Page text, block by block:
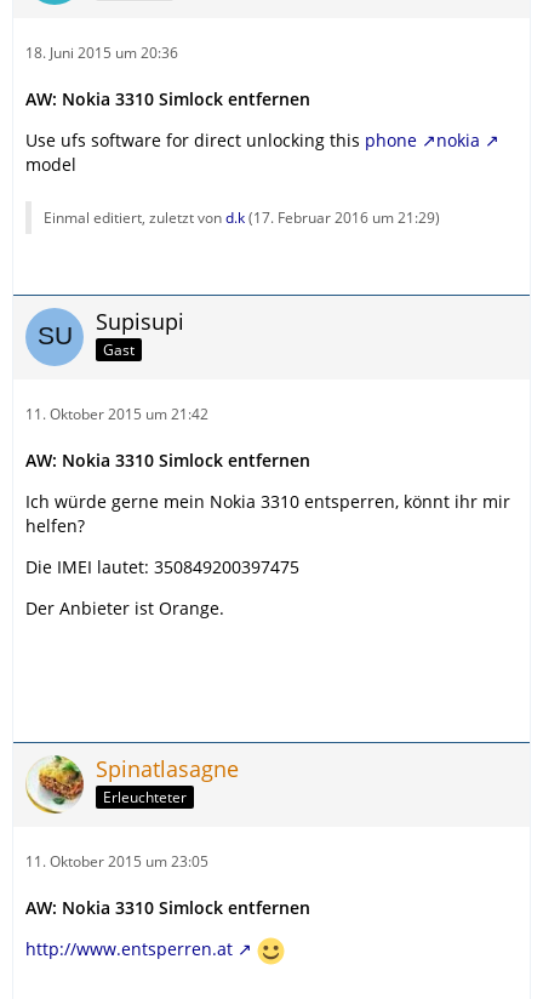
18. Juni 2015 um 20:36
AW: Nokia 3310 Simlock entfernen
Use ufs software for direct unlocking this phone
nokia
model
Einmal editiert, zuletzt vond.k(17. Februar 2016 um 21:29)
Supisupi
Gast
11. Oktober 2015 um 21:42
AW: Nokia 3310 Simlock entfernen
Ich würde gerne mein Nokia 3310 entsperren, könnt ihr mir
helfen?
Die IMEI lautet: 350849200397475
Der Anbieter ist Orange.
Spinatlasagne
Erleuchteter
11. Oktober 2015 um 23:05
AW: Nokia 3310 Simlock entfernen
http://www.entsperren.at